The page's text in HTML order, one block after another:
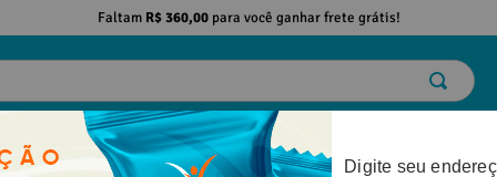
Faltam R$ 360,00para você ganhar frete grátis!
EMAGRECIMENTO DESEMPENHO FÍSICO
Digite seu